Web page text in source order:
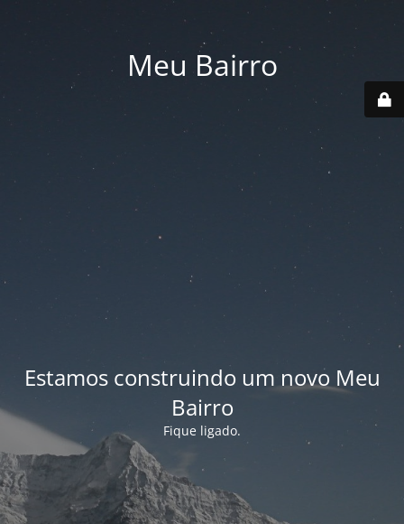
Meu Bairro
Estamos construindo um novo Meu
Bairro
Fique ligado.